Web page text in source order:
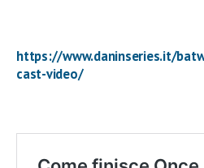
https://www.daninseries.it/
cast-video/